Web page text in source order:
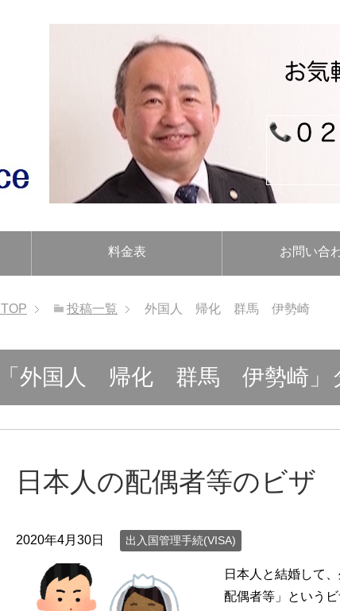
料金表 お問い合
TOP 投稿一覧 外国人 帰化 群馬 伊勢崎
「外国人 帰化 群馬 伊勢崎」
日本人の配偶者等のビザ
2020年4月30日 出入国管理手続(VISA)
日本人と結婚して
配偶者等」という